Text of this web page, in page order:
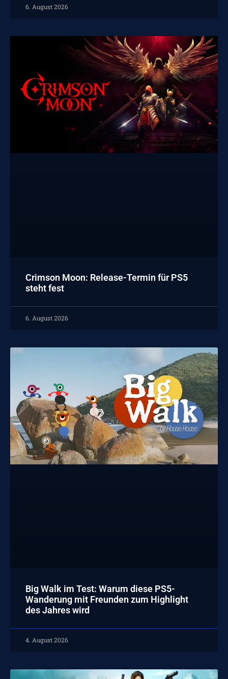
6. August 2026
Crimson Moon: Release-Termin für PS5
steht fest
6. August 2026
Big Walk im Test: Warum diese PS5-
Wanderung mit Freunden zum Highlight
des Jahres wird
4. August 2026